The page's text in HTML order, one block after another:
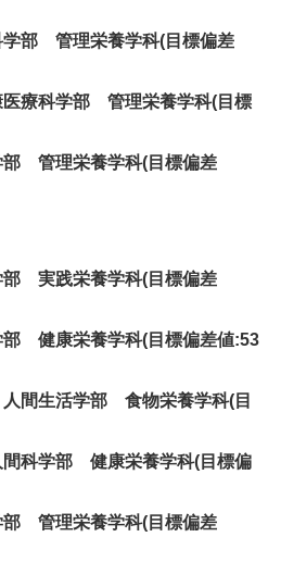
部 管理栄養学科(目標偏差
療科学部 管理栄養学科(目標
管理栄養学科(目標偏差
実践栄養学科(目標偏差
健康栄養学科(目標偏差値:53
間生活学部 食物栄養学科(目
科学部 健康栄養学科(目標偏
管理栄養学科(目標偏差